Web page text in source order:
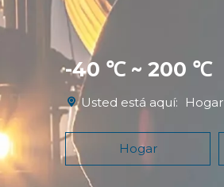
-40 ℃ ~ 200 ℃
Usted está aquí: Hogar
Hogar